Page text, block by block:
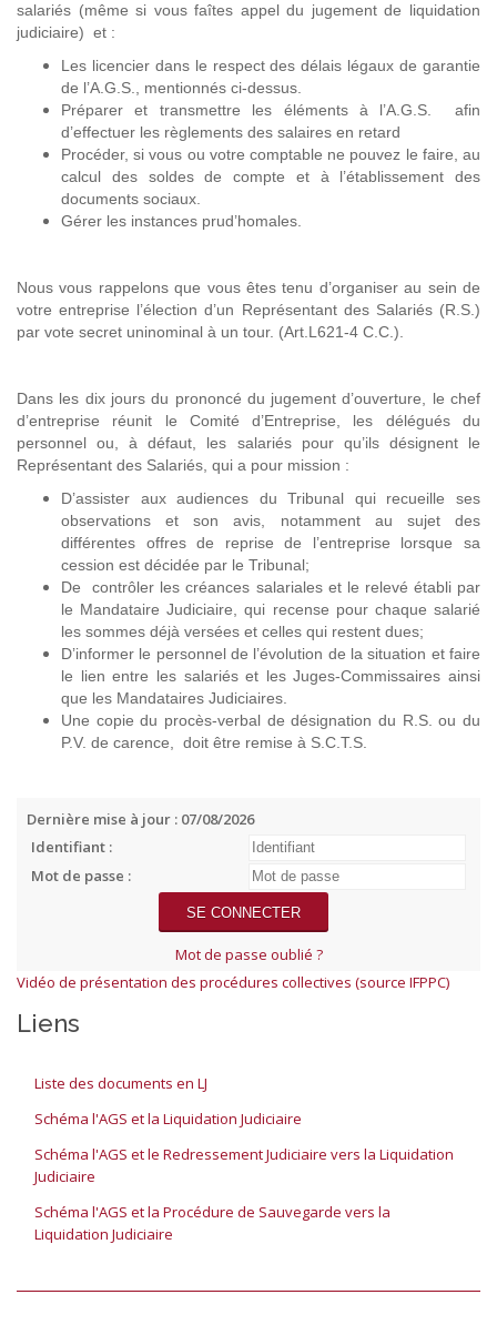
salariés (même si vous faîtes appel du jugement de liquidation
judiciaire) et :
Les licencier dans le respect des délais légaux de garantie
de l’A.G.S., mentionnés ci-dessus.
Préparer et transmettre les éléments à l’A.G.S. afin
d’effectuer les règlements des salaires en retard
Procéder, si vous ou votre comptable ne pouvez le faire, au
calcul des soldes de compte et à l’établissement des
documents sociaux.
Gérer les instances prud’homales.
Nous vous rappelons que vous êtes tenu d’organiser au sein de
votre entreprise l’élection d’un Représentant des Salariés (R.S.)
par vote secret uninominal à un tour. (Art.L621-4 C.C.).
Dans les dix jours du prononcé du jugement d’ouverture, le chef
d’entreprise réunit le Comité d’Entreprise, les délégués du
personnel ou, à défaut, les salariés pour qu’ils désignent le
Représentant des Salariés, qui a pour mission :
D’assister aux audiences du Tribunal qui recueille ses
observations et son avis, notamment au sujet des
différentes offres de reprise de l’entreprise lorsque sa
cession est décidée par le Tribunal;
De contrôler les créances salariales et le relevé établi par
le Mandataire Judiciaire, qui recense pour chaque salarié
les sommes déjà versées et celles qui restent dues;
D’informer le personnel de l’évolution de la situation et faire
le lien entre les salariés et les Juges-Commissaires ainsi
que les Mandataires Judiciaires.
Une copie du procès-verbal de désignation du R.S. ou du
P.V. de carence, doit être remise à S.C.T.S.
Dernière mise à jour : 07/08/2026
Identifiant :
Mot de passe :
Mot de passe oublié ?
Vidéo de présentation des procédures collectives (source IFPPC)
Liens
Liste des documents en LJ
Schéma l'AGS et la Liquidation Judiciaire
Schéma l'AGS et le Redressement Judiciaire vers la Liquidation
Judiciaire
Schéma l'AGS et la Procédure de Sauvegarde vers la
Liquidation Judiciaire